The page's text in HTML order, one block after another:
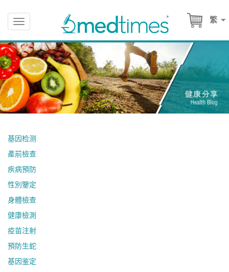
繁
Toggle
navigation
基因检测
產前檢查
疾病預防
性別鑒定
身體檢查
健康檢測
疫苗注射
預防生蛇
基因鉴定